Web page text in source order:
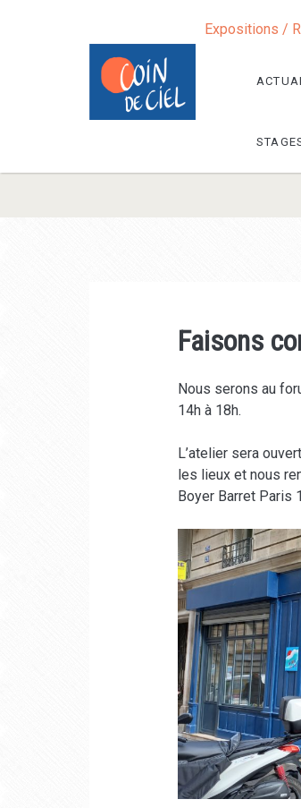
Expositions /
Faisons
Nous serons au
14h à 18h.
L’atelier sera
les lieux et nous
Boyer Barret Paris